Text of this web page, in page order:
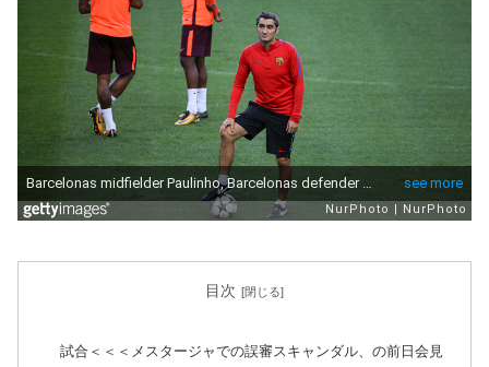
目次
試合＜＜＜メスタージャでの誤審スキャンダル、の前日会見